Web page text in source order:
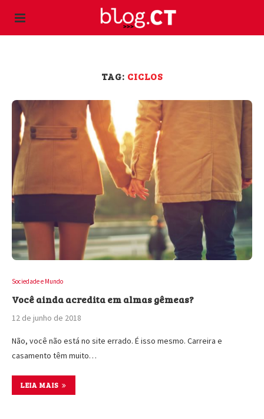
TAG: CICLOS
Sociedade e Mundo
Você ainda acredita em almas gêmeas?
12 de junho de 2018
Não, você não está no site errado. É isso mesmo. Carreira e
casamento têm muito…
LEIA MAIS